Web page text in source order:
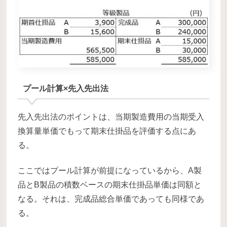
プール計算×先入先出法
先入先出法のポイントは、当期製造費用の当期受入
換算量単価でもって期末仕掛品を評価する点にあ
る。
ここではプール計算が前提になっているから、A製
品とB製品の積数ベースの期末仕掛品単価は同額と
なる。それは、完成品総合単価であっても同様であ
る。